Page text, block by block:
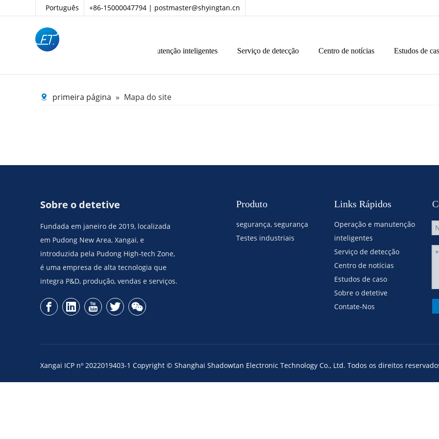
Português +86-15000047794 | postmaster@shyingtan.cn
Centro de produtos Operação e manutenção inteligentes Serviço de detecção Centro de notícias Estudos de
primeira página » Mapa do site
Sobre o detetive
Fundada em janeiro de 2019, localizada
em Pudong New Area, Xangai, e
introduzida pela Pudong High-tech Zone,
é uma empresa de alta tecnologia que
integra P&D, produção, vendas e serviços.
Produto
segurança, segurança
Testes industriais
Links Rápidos
Operação e manutenção
inteligentes
Serviço de detecção
Centro de notícias
Estudos de caso
Sobre o detetive
Contate-Nos
Xangai ICP nº 2022019403-1 Copyright © Shanghai Shadowtan Electronic Technology Co., Ltd. Todos os direitos